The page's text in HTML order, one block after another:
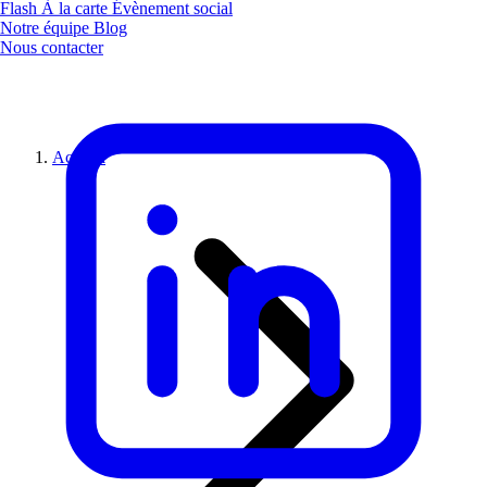
Flash À la carte Évènement social
Notre équipe Blog
Nous contacter
Accueil